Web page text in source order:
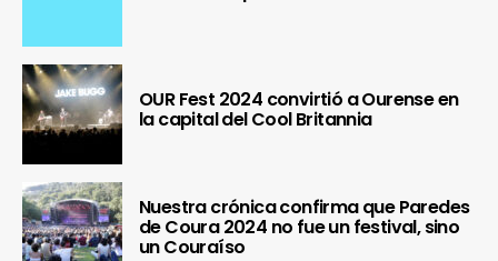
OUR Fest 2024 convirtió a Ourense en
la capital del Cool Britannia
Nuestra crónica confirma que Paredes
de Coura 2024 no fue un festival, sino
un Couraíso